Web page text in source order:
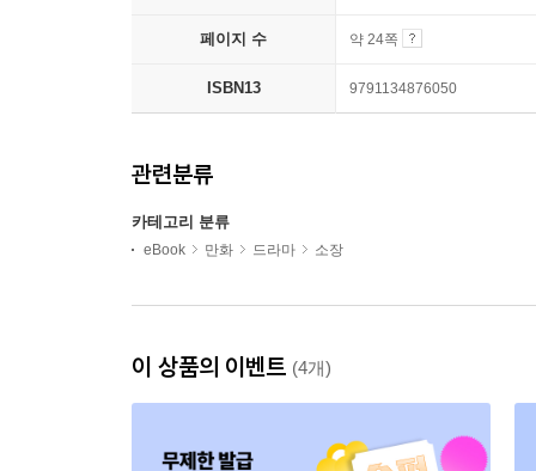
페이지 수 약 24쪽
ISBN13 9791134876050
관련분류
카테고리 분류
eBook 만화 드라마 소장
이 상품의 이벤트 (4개)